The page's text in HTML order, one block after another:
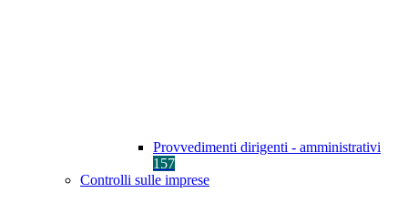
Provvedimenti dirigenti - amministrativi
157
Controlli sulle imprese